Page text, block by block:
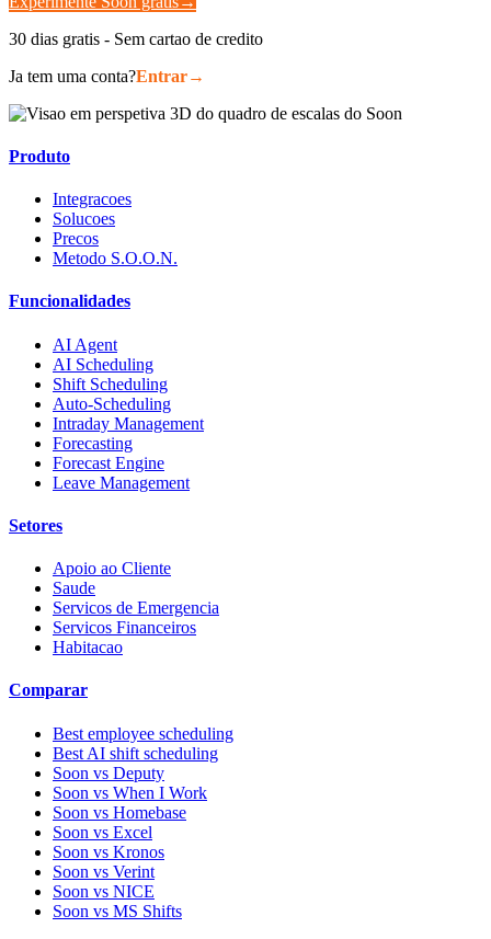
30 dias gratis - Sem cartao de credito
Ja tem uma conta?Entrar→
Produto
Integracoes
Solucoes
Precos
Metodo S.O.O.N.
Funcionalidades
AI Agent
AI Scheduling
Shift Scheduling
Auto-Scheduling
Intraday Management
Forecasting
Forecast Engine
Leave Management
Setores
Apoio ao Cliente
Saude
Servicos de Emergencia
Servicos Financeiros
Habitacao
Comparar
Best employee scheduling
Best AI shift scheduling
Soon vs Deputy
Soon vs When I Work
Soon vs Homebase
Soon vs Excel
Soon vs Kronos
Soon vs Verint
Soon vs NICE
Soon vs MS Shifts